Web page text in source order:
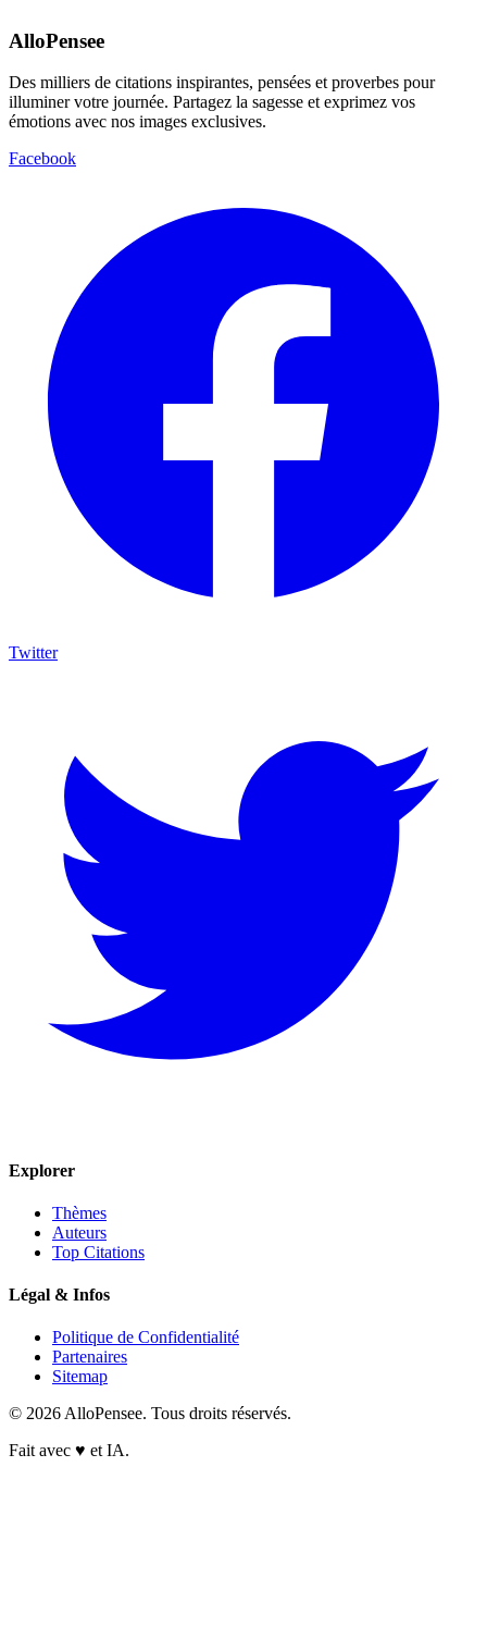
AlloPensee
Des milliers de citations inspirantes, pensées et proverbes pour
illuminer votre journée. Partagez la sagesse et exprimez vos
émotions avec nos images exclusives.
Facebook
Twitter
Explorer
Thèmes
Auteurs
Top Citations
Légal & Infos
Politique de Confidentialité
Partenaires
Sitemap
© 2026 AlloPensee. Tous droits réservés.
Fait avec ♥ et IA.